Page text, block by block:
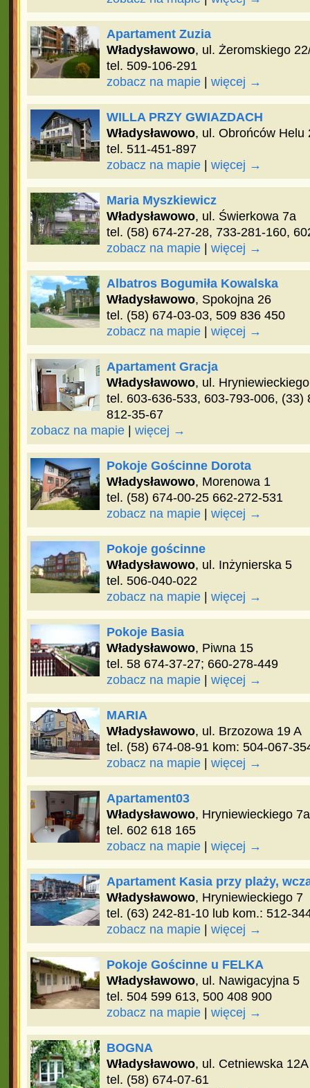
Apartament Zuzia
Władysławowo, ul. Żeromskiego
tel. 509-106-291
zobacz na mapie| więcej →
WILLA PRZY GWIAZDACH
Władysławowo, ul. Obrońców Helu
tel. 511-451-897
zobacz na mapie| więcej →
Maria Myszkiewicz
Władysławowo, ul. Świerkowa 7a
tel. (58) 674-27-28, 733-281-160,
zobacz na mapie| więcej →
Albatros Bogumiła Kowalska
Władysławowo, Spokojna 26
tel. (58) 674-03-03, 509 836 450
zobacz na mapie| więcej →
Apartament Gracja
Władysławowo, ul.
tel. 603-636-533, 603-793-006, (33)
812-35-67
zobacz na mapie| więcej →
Pokoje Gościnne Dorota
Władysławowo, Morenowa 1
tel. (58) 674-00-25 662-272-531
zobacz na mapie| więcej →
Pokoje gościnne
Władysławowo, ul. Inżynierska 5
tel. 506-040-022
zobacz na mapie| więcej →
Pokoje Basia
Władysławowo, Piwna 15
tel. 58 674-37-27; 660-278-449
zobacz na mapie| więcej →
MARIA
Władysławowo, ul. Brzozowa 19 A
tel. (58) 674-08-91 kom: 504-067-
zobacz na mapie| więcej →
Apartament03
Władysławowo, Hryniewieckiego 7a
tel. 602 618 165
zobacz na mapie| więcej →
Apartament Kasia przy plaży,
Władysławowo, Hryniewieckiego 7
tel. (63) 242-81-10 lub kom.: 512-
zobacz na mapie| więcej →
Pokoje Gościnne u FELKA
Władysławowo, ul. Nawigacyjna 5
tel. 504 599 613, 500 408 900
zobacz na mapie| więcej →
BOGNA
Władysławowo, ul. Cetniewska 12A
tel. (58) 674-07-61